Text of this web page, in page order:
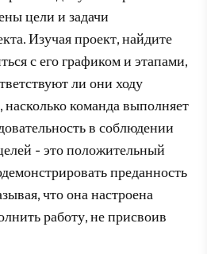
цели и задачи
Изучая проект, найдите
с его графиком и этапами,
ли они ходу
насколько команда выполняет
в соблюдении
- это положительный
преданность
что она настроена
работу, не присвоив